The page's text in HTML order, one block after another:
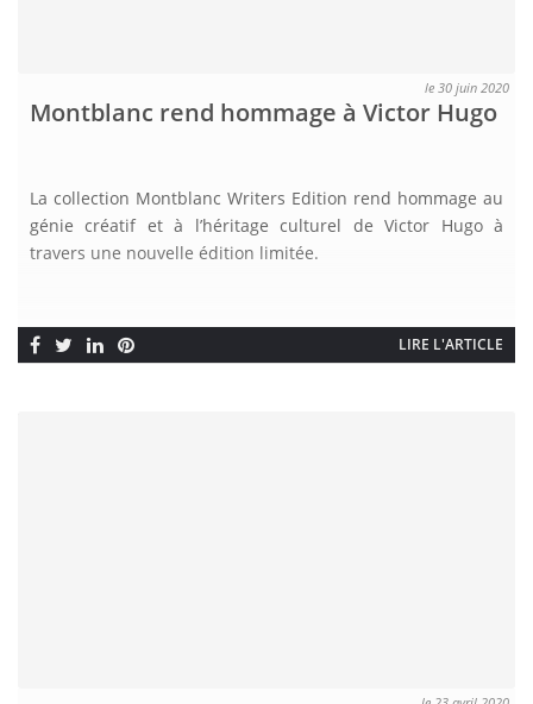
le 30 juin 2020
Montblanc rend hommage à Victor Hugo
La collection Montblanc Writers Edition rend hommage au
génie créatif et à l’héritage culturel de Victor Hugo à
travers une nouvelle édition limitée.
LIRE L'ARTICLE